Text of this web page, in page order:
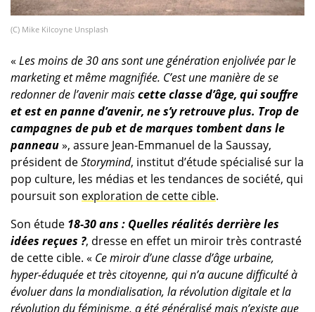
(C) Mike Kilcoyne Unsplash
« Les moins de 30 ans sont une génération enjolivée par le
marketing et même magnifiée. C’est une manière de se
redonner de l’avenir maiscette classe d’âge, qui souffre
et est en panne d’avenir, ne s’y retrouve plus. Trop de
campagnes de pub et de marques tombent dans le
panneau», assure Jean-Emmanuel de la Saussay,
président deStorymind, institut d’étude spécialisé sur la
pop culture, les médias et les tendances de société, qui
poursuit son exploration de cette cible.
Son étude 18-30 ans : Quelles réalités derrière les
idées reçues ?, dresse en effet un miroir très contrasté
de cette cible. « Ce miroir d’une classe d’âge urbaine,
hyper-éduquée et très citoyenne, qui n’a aucune difficulté à
évoluer dans la mondialisation, la révolution digitale et la
révolution du féminisme, a été généralisé mais n’existe que